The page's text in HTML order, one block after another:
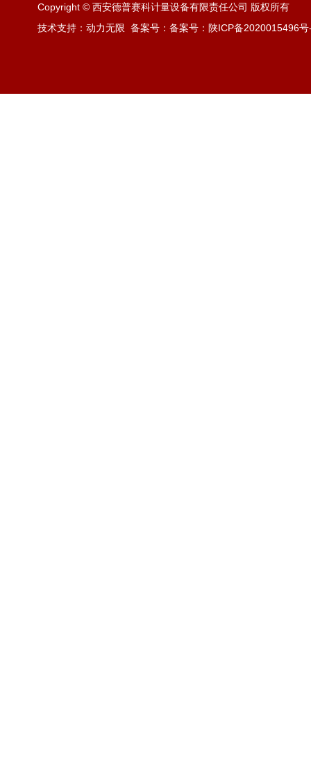
Copyright © 西安德普赛科计量设备有限责任公司 版权所有
技术支持：动力无限 备案号： 备案号：陕ICP备2020015496号